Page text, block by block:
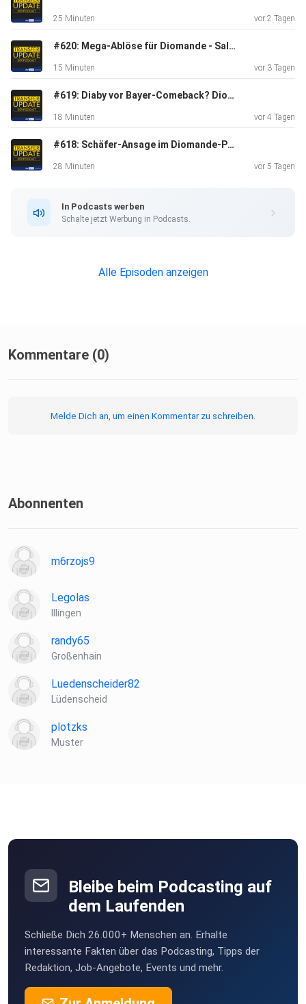
Quetant wechselt zu Werder Bremen 25:40 Need for
Herold, Rapp und Reitz 26:30 El Mala Update
25 Minuten vor 2 Tagen
#620: Mega-Ablöse für Diomande - Salah-Hype in Istanbul - Arsenals 85-Mio-Deal | Transfer Update Express
15 Minuten vor 3 Tagen
#619: Diaby vor Bayer-Comeback? Diomande-Deal rückt näher! Ebimbe zu Schalke? | Transfer Update Express
18 Minuten vor 4 Tagen
#618: Schäfer-Ansage im Diomande-Poker - Bayern streicht vier Stars - S04-Deal geplatzt | Transfer Update
28 Minuten vor 5 Tagen
In Podcasts werben
Schalte jetzt Werbung in Podcasts.
Alle Episoden anzeigen
Kommentare (0)
Melde Dich an, um einen Kommentar zu schreiben.
Abonnenten
m6rzojs9
Legolas
Illingen
randy65
Großenhain
Luedenscheider82
Lüdenscheid
plotzks
Muster
Bleibe beim Podcasting auf
dem Laufenden
Schließe Dich 26.000+ Menschen an. Erhalte
interessante Fakten über das Podcasting, Tipps der
Redaktion, Job-Angebote, Events und mehr.